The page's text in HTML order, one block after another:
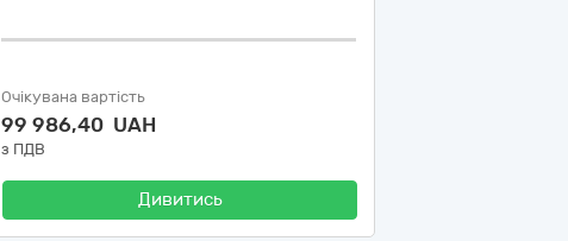
Очікувана вартість
99 986,40 UAH
з ПДВ
Дивитись